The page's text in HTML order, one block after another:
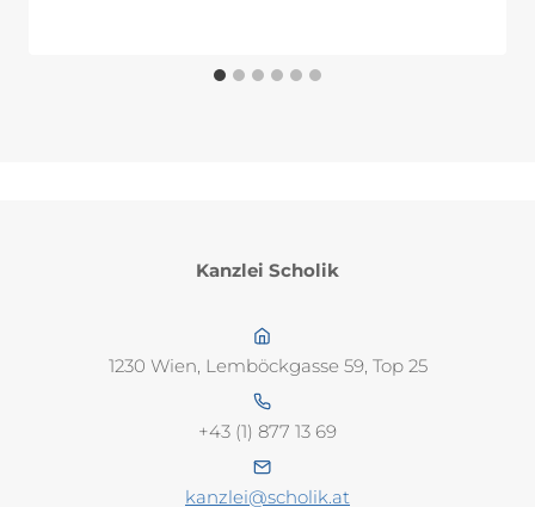
Kanzlei Scholik
1230 Wien, Lemböckgasse 59, Top 25
+43 (1) 877 13 69
kanzlei@scholik.at